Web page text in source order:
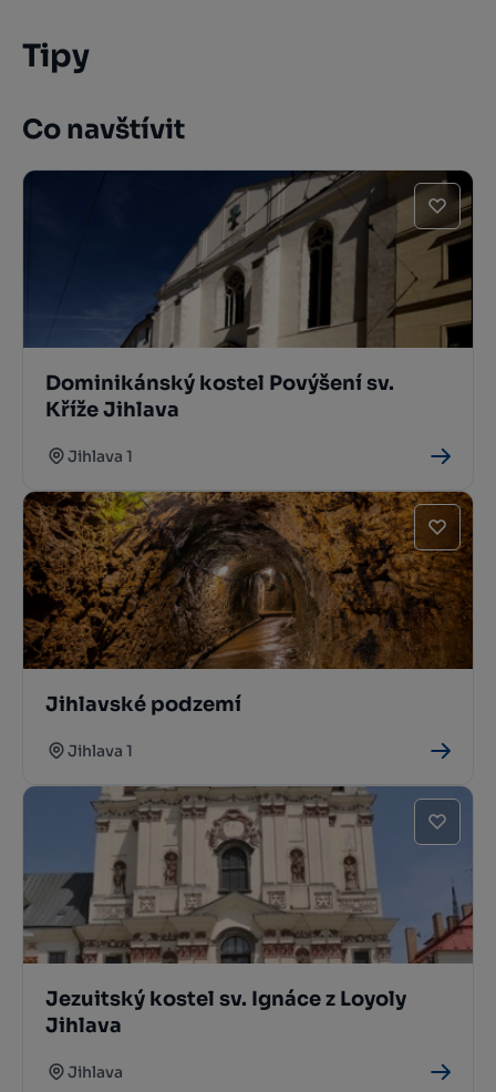
Tipy
Co navštívit
Dominikánský kostel Povýšení sv.
Kříže Jihlava
Jihlava 1
Jihlavské podzemí
Jihlava 1
Jezuitský kostel sv. Ignáce z Loyoly
Jihlava
Jihlava